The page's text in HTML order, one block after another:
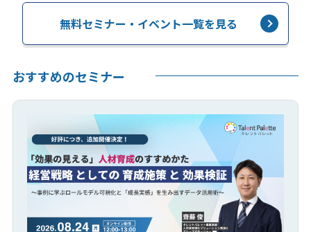
無料セミナー・イベント一覧を見る
おすすめのセミナー